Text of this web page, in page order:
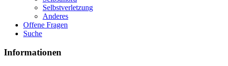
Selbstverletzung
Anderes
Offene Fragen
Suche
Informationen